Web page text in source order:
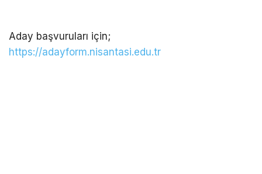
Aday başvuruları için;
https://adayform.nisantasi.edu.tr